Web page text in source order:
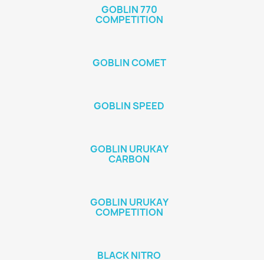
GOBLIN 770
COMPETITION
GOBLIN COMET
GOBLIN SPEED
GOBLIN URUKAY
CARBON
GOBLIN URUKAY
COMPETITION
BLACK NITRO